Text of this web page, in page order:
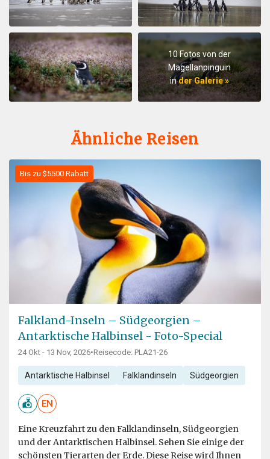
10 Fotos von der
Magellanpinguin
inder Galerie »
Ähnliche Reisen
Bis zu $5500 Rabatt
Falkland-Inseln – Südgeorgien –
Antarktische Halbinsel - Foto-Special
24 Okt - 13 Nov, 2026•Reisecode: PLA21-26
Antarktische Halbinsel Falklandinseln Südgeorgien
EN
Eine Kreuzfahrt zu den Falklandinseln, Südgeorgien
und der Antarktischen Halbinsel. Sehen Sie einige der
schönsten Tierarten der Erde. Diese Reise wird Ihnen